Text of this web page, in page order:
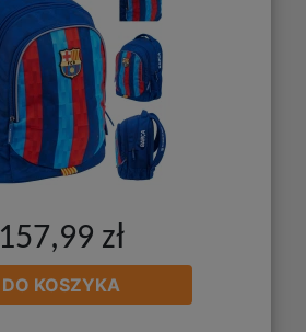
157,99 zł
DO KOSZYKA